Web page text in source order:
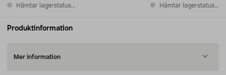
Hämtar lagerstatus... Hämtar lagerstatus...
Produktinformation
Mer information